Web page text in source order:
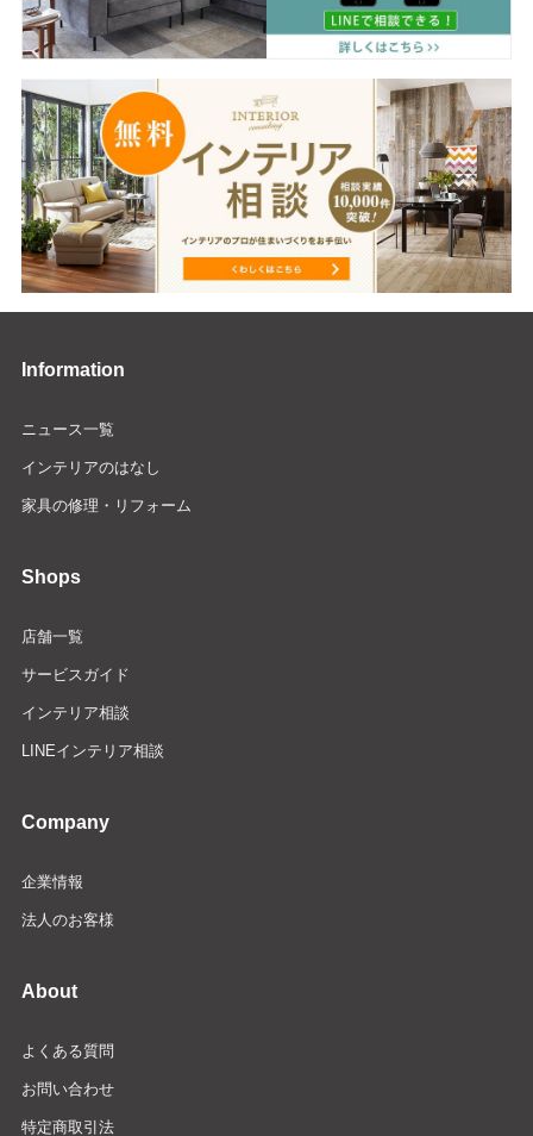
Information
ニュース一覧
インテリアのはなし
家具の修理・リフォーム
Shops
店舗一覧
サービスガイド
インテリア相談
LINEインテリア相談
Company
企業情報
法人のお客様
About
よくある質問
お問い合わせ
特定商取引法